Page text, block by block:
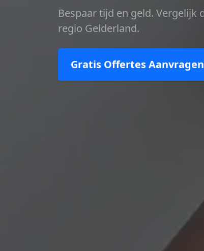
Bespaar tijd en geld.
regio Gelderland.
Gratis Offertes Aanvragen